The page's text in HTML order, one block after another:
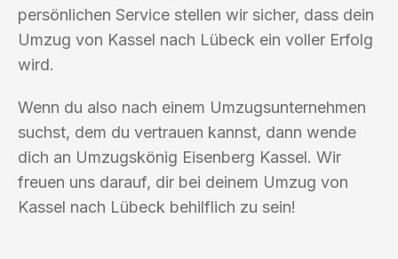
persönlichen Service stellen wir sicher, dass dein
Umzug von Kassel nach Lübeck ein voller Erfolg
wird.
Wenn du also nach einem Umzugsunternehmen
suchst, dem du vertrauen kannst, dann wende
dich an Umzugskönig Eisenberg Kassel. Wir
freuen uns darauf, dir bei deinem Umzug von
Kassel nach Lübeck behilflich zu sein!